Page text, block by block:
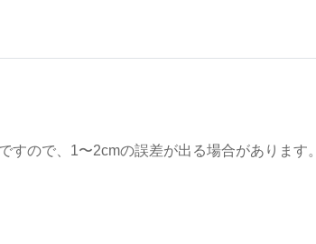
ので、1〜2cmの誤差が出る場合があります。